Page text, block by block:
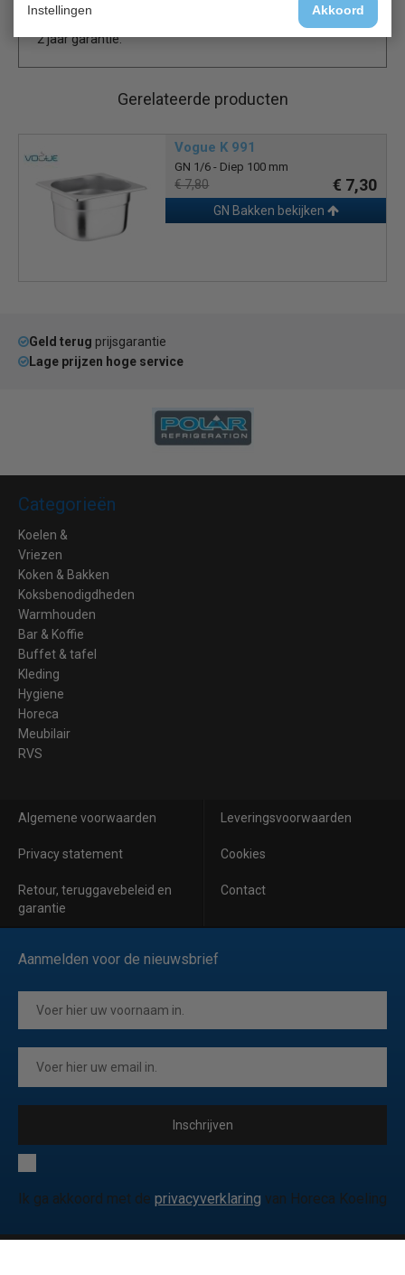
Instellingen Akkoord
2 jaar garantie.
Gerelateerde producten
Vogue K 991
GN 1/6 - Diep 100 mm
€ 7,80 € 7,30
GN Bakken bekijken
Geld terug prijsgarantie
Lage prijzen hoge service
Categorieën
Koelen &
Vriezen
Koken & Bakken
Koksbenodigdheden
Warmhouden
Bar & Koffie
Buffet & tafel
Kleding
Hygiene
Horeca
Meubilair
RVS
Algemene voorwaarden Leveringsvoorwaarden
Privacy statement Cookies
Retour, teruggavebeleid en
garantie
Contact
Aanmelden voor de nieuwsbrief
Inschrijven
Ik ga akkoord met de privacyverklaring van Horeca Koeling